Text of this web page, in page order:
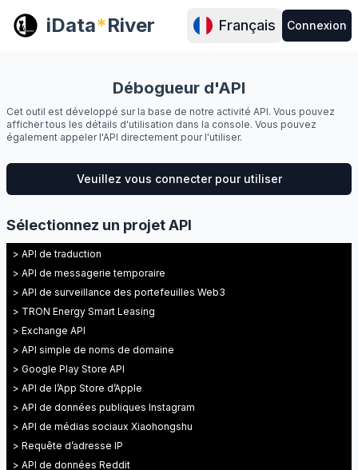
iData*River Français Connexion
Débogueur d'API
Cet outil est développé sur la base de notre activité API. Vous pouvez
afficher tous les détails d'utilisation dans la console. Vous pouvez
également appeler l'API directement pour l'utiliser.
Veuillez vous connecter pour utiliser
Sélectionnez un projet API
> API de traduction
> API de messagerie temporaire
> API de surveillance des portefeuilles Web3
> TRON Energy Smart Leasing
> Exchange API
> API simple de noms de domaine
> Google Play Store API
> API de l’App Store d’Apple
> API de données publiques Instagram
> API de médias sociaux Xiaohongshu
> Requête d’adresse IP
> API de données Reddit